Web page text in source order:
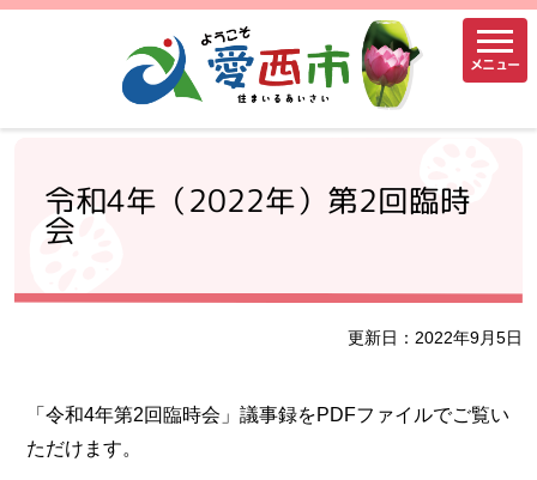
メニュー
令和4年（2022年）第2回臨時
会
更新日：2022年9月5日
「令和4年第2回臨時会」議事録をPDFファイルでご覧い
ただけます。